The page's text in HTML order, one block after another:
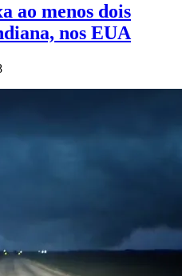
ao menos dois
nos EUA